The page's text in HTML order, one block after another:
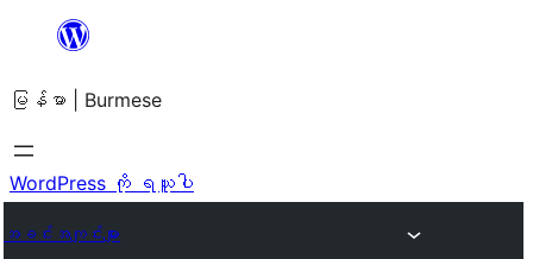
အကြောင်းအရာ
ကျော်သွား
ရန်
မြန်မာ | Burmese
WordPress ကို ရယူပါ
အခင်းအကျင်းများ